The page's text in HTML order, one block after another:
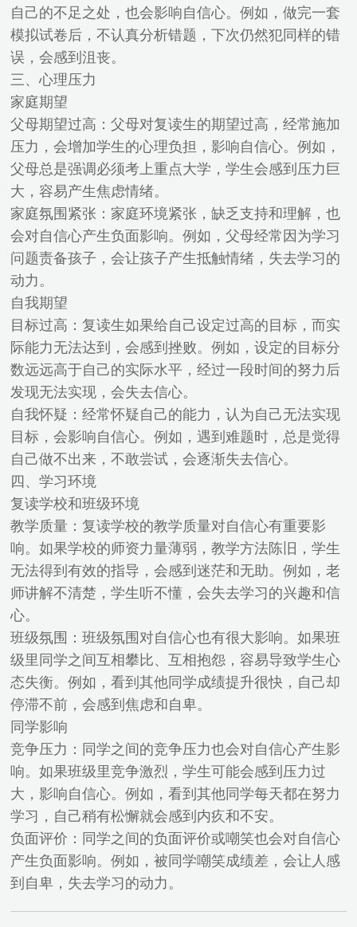
自己的不足之处，也会影响自信心。例如，做完一套
模拟试卷后，不认真分析错题，下次仍然犯同样的错
误，会感到沮丧。
三、心理压力
家庭期望
父母期望过高：父母对复读生的期望过高，经常施加
压力，会增加学生的心理负担，影响自信心。例如，
父母总是强调必须考上重点大学，学生会感到压力巨
大，容易产生焦虑情绪。
家庭氛围紧张：家庭环境紧张，缺乏支持和理解，也
会对自信心产生负面影响。例如，父母经常因为学习
问题责备孩子，会让孩子产生抵触情绪，失去学习的
动力。
自我期望
目标过高：复读生如果给自己设定过高的目标，而实
际能力无法达到，会感到挫败。例如，设定的目标分
数远远高于自己的实际水平，经过一段时间的努力后
发现无法实现，会失去信心。
自我怀疑：经常怀疑自己的能力，认为自己无法实现
目标，会影响自信心。例如，遇到难题时，总是觉得
自己做不出来，不敢尝试，会逐渐失去信心。
四、学习环境
复读学校和班级环境
教学质量：复读学校的教学质量对自信心有重要影
响。如果学校的师资力量薄弱，教学方法陈旧，学生
无法得到有效的指导，会感到迷茫和无助。例如，老
师讲解不清楚，学生听不懂，会失去学习的兴趣和信
心。
班级氛围：班级氛围对自信心也有很大影响。如果班
级里同学之间互相攀比、互相抱怨，容易导致学生心
态失衡。例如，看到其他同学成绩提升很快，自己却
停滞不前，会感到焦虑和自卑。
同学影响
竞争压力：同学之间的竞争压力也会对自信心产生影
响。如果班级里竞争激烈，学生可能会感到压力过
大，影响自信心。例如，看到其他同学每天都在努力
学习，自己稍有松懈就会感到内疚和不安。
负面评价：同学之间的负面评价或嘲笑也会对自信心
产生负面影响。例如，被同学嘲笑成绩差，会让人感
到自卑，失去学习的动力。